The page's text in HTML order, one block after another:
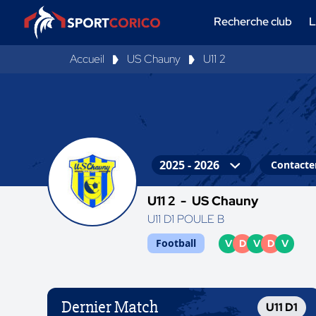
Recherche club
Accueil US Chauny U11 2
U11 2 - US Chauny
U11 D1 POULE B
Football V D V D V
Dernier Match U11 D1